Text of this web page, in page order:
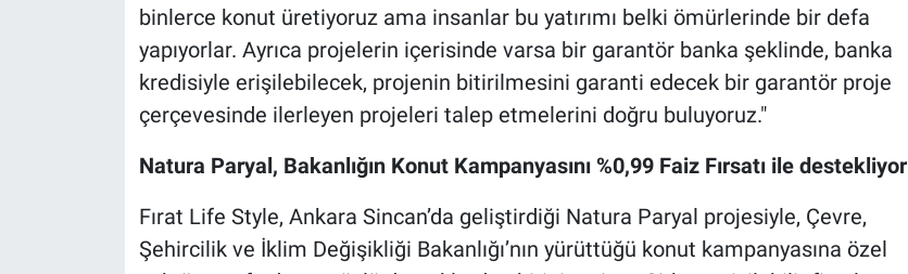
binlerce konut üretiyoruz ama insanlar bu yatırımı belki ömürlerinde bir defa
yapıyorlar. Ayrıca projelerin içerisinde varsa bir garantör banka şeklinde, banka
kredisiyle erişilebilecek, projenin bitirilmesini garanti edecek bir garantör proje
çerçevesinde ilerleyen projeleri talep etmelerini doğru buluyoruz."
Natura Paryal, Bakanlığın Konut Kampanyasını %0,99 Faiz Fırsatı ile destekliyor
Fırat Life Style, Ankara Sincan’da geliştirdiği Natura Paryal projesiyle, Çevre,
Şehircilik ve İklim Değişikliği Bakanlığı’nın yürüttüğü konut kampanyasına özel